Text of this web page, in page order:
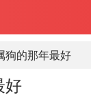
狗的那年最好
好